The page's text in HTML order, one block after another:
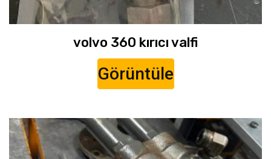
volvo 360 kırıcı valfi
Görüntüle